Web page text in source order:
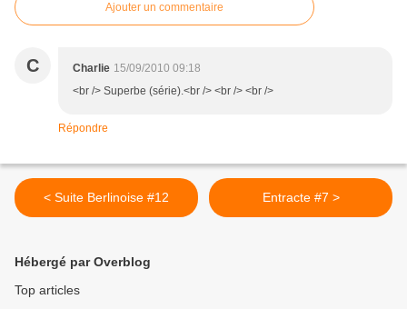
Ajouter un commentaire
C Charlie 15/09/2010 09:18
<br /> Superbe (série).<br /> <br /> <br />
Répondre
< Suite Berlinoise #12 Entracte #7 >
Hébergé par Overblog
Top articles